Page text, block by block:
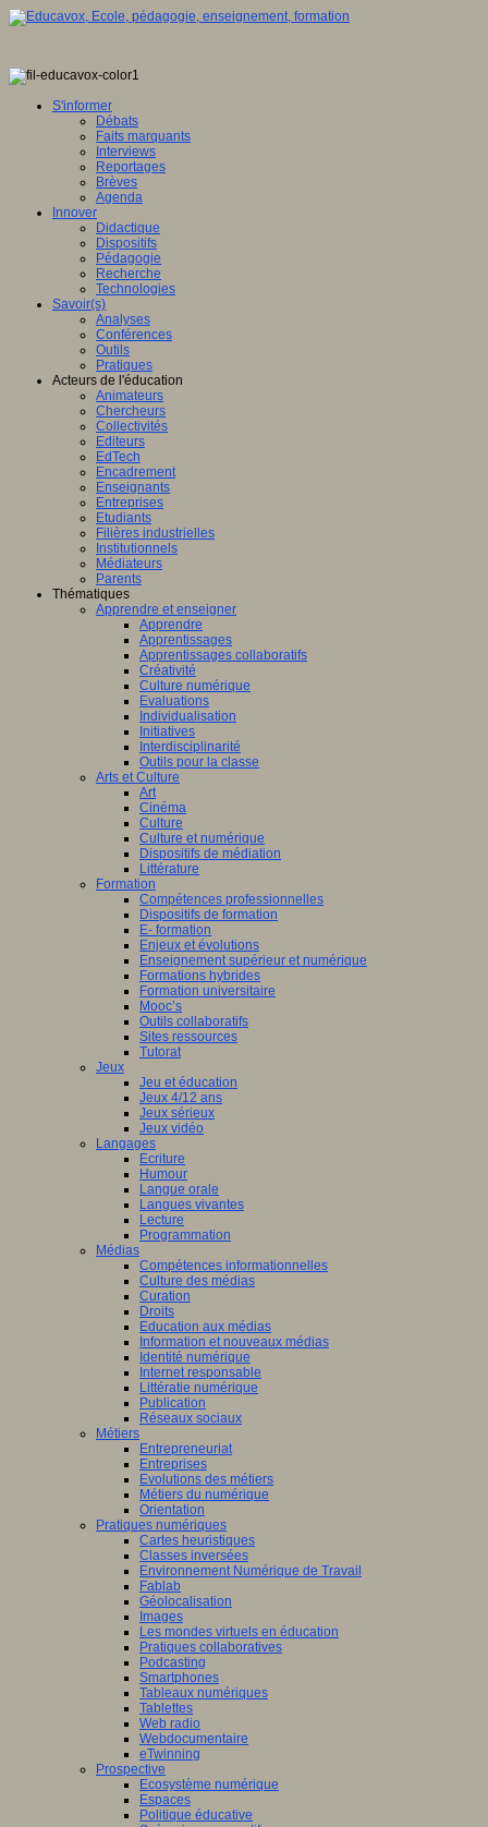
S'informer
Débats
Faits marquants
Interviews
Reportages
Brèves
Agenda
Innover
Didactique
Dispositifs
Pédagogie
Recherche
Technologies
Savoir(s)
Analyses
Conférences
Outils
Pratiques
Acteurs de l'éducation
Animateurs
Chercheurs
Collectivités
Editeurs
EdTech
Encadrement
Enseignants
Entreprises
Etudiants
Filières industrielles
Institutionnels
Médiateurs
Parents
Thématiques
Apprendre et enseigner
Apprendre
Apprentissages
Apprentissages collaboratifs
Créativité
Culture numérique
Evaluations
Individualisation
Initiatives
Interdisciplinarité
Outils pour la classe
Arts et Culture
Art
Cinéma
Culture
Culture et numérique
Dispositifs de médiation
Littérature
Formation
Compétences professionnelles
Dispositifs de formation
E- formation
Enjeux et évolutions
Enseignement supérieur et numérique
Formations hybrides
Formation universitaire
Mooc’s
Outils collaboratifs
Sites ressources
Tutorat
Jeux
Jeu et éducation
Jeux 4/12 ans
Jeux sérieux
Jeux vidéo
Langages
Ecriture
Humour
Langue orale
Langues vivantes
Lecture
Programmation
Médias
Compétences informationnelles
Culture des médias
Curation
Droits
Education aux médias
Information et nouveaux médias
Identité numérique
Internet responsable
Littératie numérique
Publication
Réseaux sociaux
Métiers
Entrepreneuriat
Entreprises
Evolutions des métiers
Métiers du numérique
Orientation
Pratiques numériques
Cartes heuristiques
Classes inversées
Environnement Numérique de Travail
Fablab
Géolocalisation
Images
Les mondes virtuels en éducation
Pratiques collaboratives
Podcasting
Smartphones
Tableaux numériques
Tablettes
Web radio
Webdocumentaire
eTwinning
Prospective
Ecosystème numérique
Espaces
Politique éducative